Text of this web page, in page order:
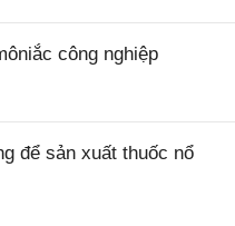
công nghiệp
để sản xuất thuốc nổ